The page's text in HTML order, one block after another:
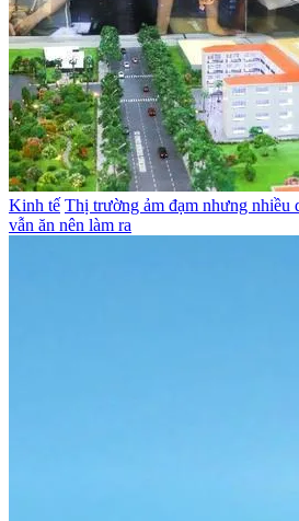
Kinh tế Thị trường ảm đạm nhưng nhiều
vẫn ăn nên làm ra